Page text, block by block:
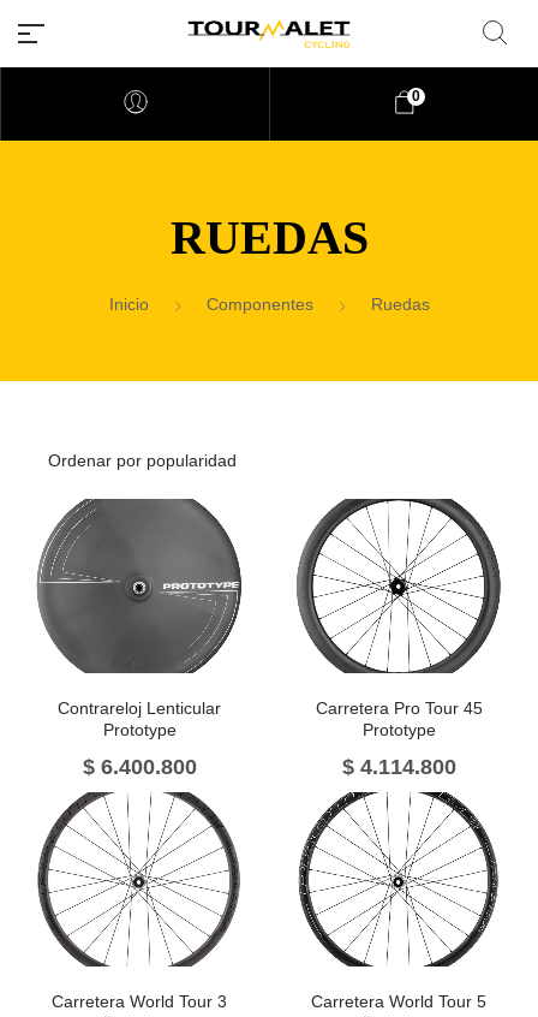
0
RUEDAS
Inicio Componentes Ruedas
Contrareloj Lenticular
Prototype
$6.400.800
Carretera Pro Tour 45
Prototype
$4.114.800
Carretera World Tour 3
Carretera World Tour 5